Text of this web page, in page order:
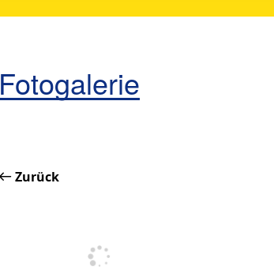
Fotogalerie
Zurück